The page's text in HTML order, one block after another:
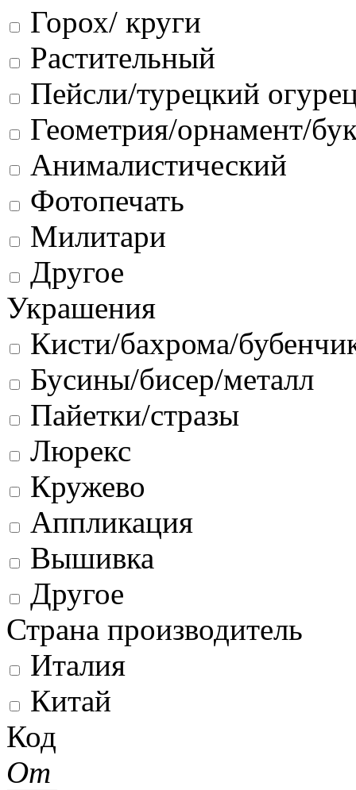
Горох/ круги
Растительный
Пейсли/турецкий
Геометрия/орнамент/
Анималистический
Фотопечать
Милитари
Другое
Украшения
Кисти/бахрома/
Бусины/бисер/металл
Пайетки/стразы
Люрекс
Кружево
Аппликация
Вышивка
Другое
Страна производитель
Италия
Китай
Код
От